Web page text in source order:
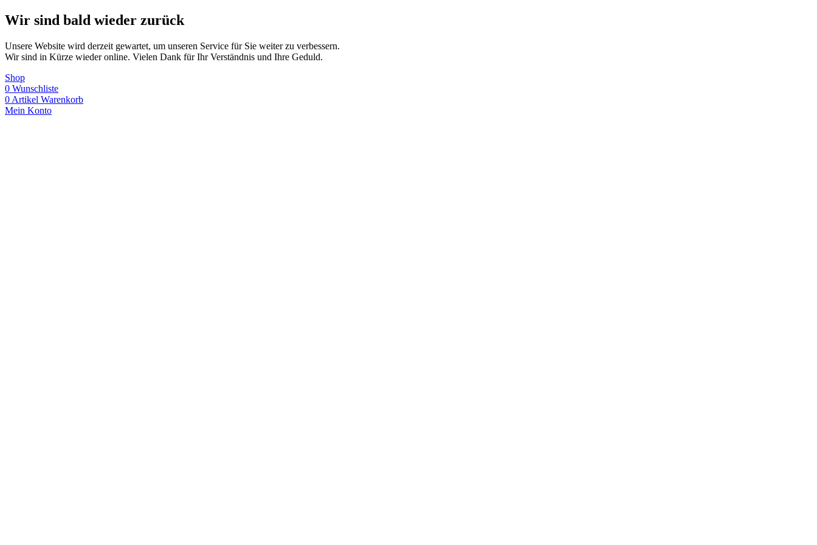
Wir sind bald wieder zurück
Unsere Website wird derzeit gewartet, um unseren Service für Sie weiter zu verbessern.
Wir sind in Kürze wieder online. Vielen Dank für Ihr Verständnis und Ihre Geduld.
Shop
0 Wunschliste
0 Artikel Warenkorb
Mein Konto